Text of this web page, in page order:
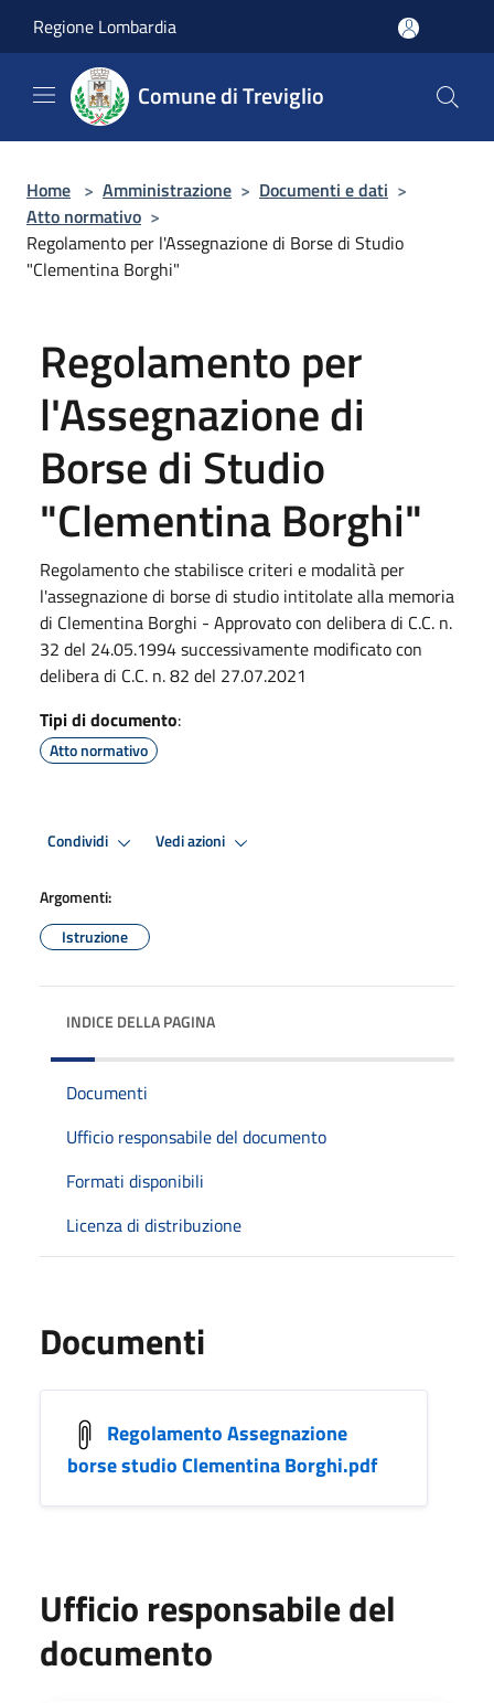
Regione Lombardia
Comune di Treviglio
Home > Amministrazione > Documenti e dati >
Atto normativo >
Regolamento per l'Assegnazione di Borse di Studio
"Clementina Borghi"
Regolamento per
l'Assegnazione di
Borse di Studio
"Clementina Borghi"
Regolamento che stabilisce criteri e modalità per
l'assegnazione di borse di studio intitolate alla memoria
di Clementina Borghi - Approvato con delibera di C.C. n.
32 del 24.05.1994 successivamente modificato con
delibera di C.C. n. 82 del 27.07.2021
Tipi di documento:
Atto normativo
Condividi Vedi azioni
Argomenti:
Istruzione
INDICE DELLA PAGINA
Documenti
Ufficio responsabile del documento
Formati disponibili
Licenza di distribuzione
Documenti
Regolamento Assegnazione
borse studio Clementina Borghi.pdf
Ufficio responsabile del
documento